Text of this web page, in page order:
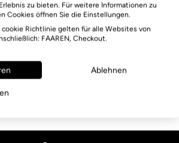
zu bieten. Für weitere Informationen zu
Cookies öffnen Sie die Einstellungen.
Richtlinie gelten für alle Websites von
FAAREN, Checkout.
Ablehnen